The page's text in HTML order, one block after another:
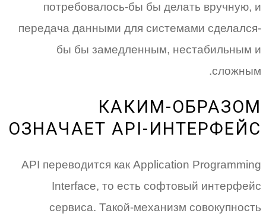
потребовалось-бы бы делать вручную, и
передача данными для системами сделался-
бы бы замедленным, нестабильным и
сложным.
КАКИМ-ОБРАЗОМ
ОЗНАЧАЕТ API-ИНТЕРФЕЙС
API переводится как Application Programming
Interface, то есть софтовый интерфейс
сервиса. Такой-механизм совокупность